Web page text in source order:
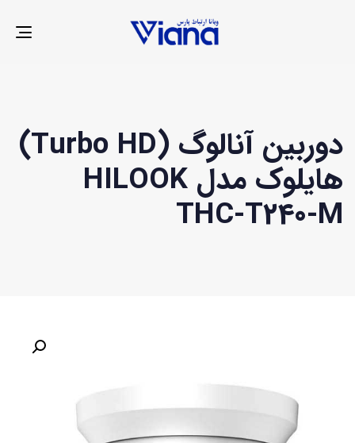
دوربین آنالوگ (Turbo HD)
هایلوک مدل HILOOK
THC-T240-M